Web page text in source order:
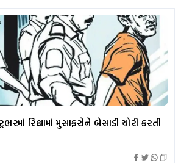
રિક્ષામાં મુસાફરોને બેસાડી ચોરી કરતી